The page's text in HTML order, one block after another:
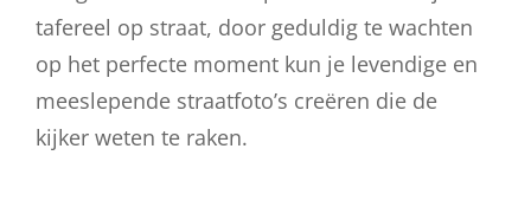
tafereel op straat, door geduldig te wachten
op het perfecte moment kun je levendige en
meeslepende straatfoto’s creëren die de
kijker weten te raken.